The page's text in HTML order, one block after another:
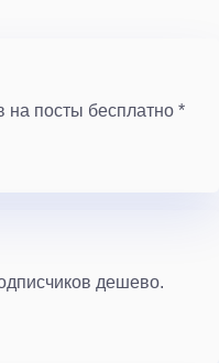
на посты бесплатно *
дешево.